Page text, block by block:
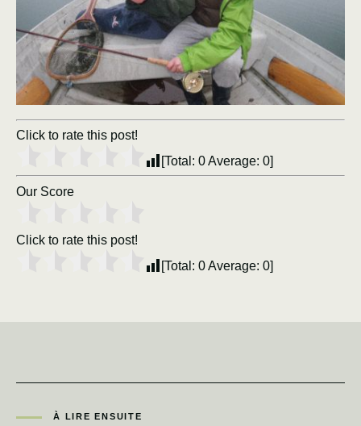
Click to rate this post!
[Total: 0Average: 0]
Our Score
Click to rate this post!
[Total: 0Average: 0]
À LIRE ENSUITE